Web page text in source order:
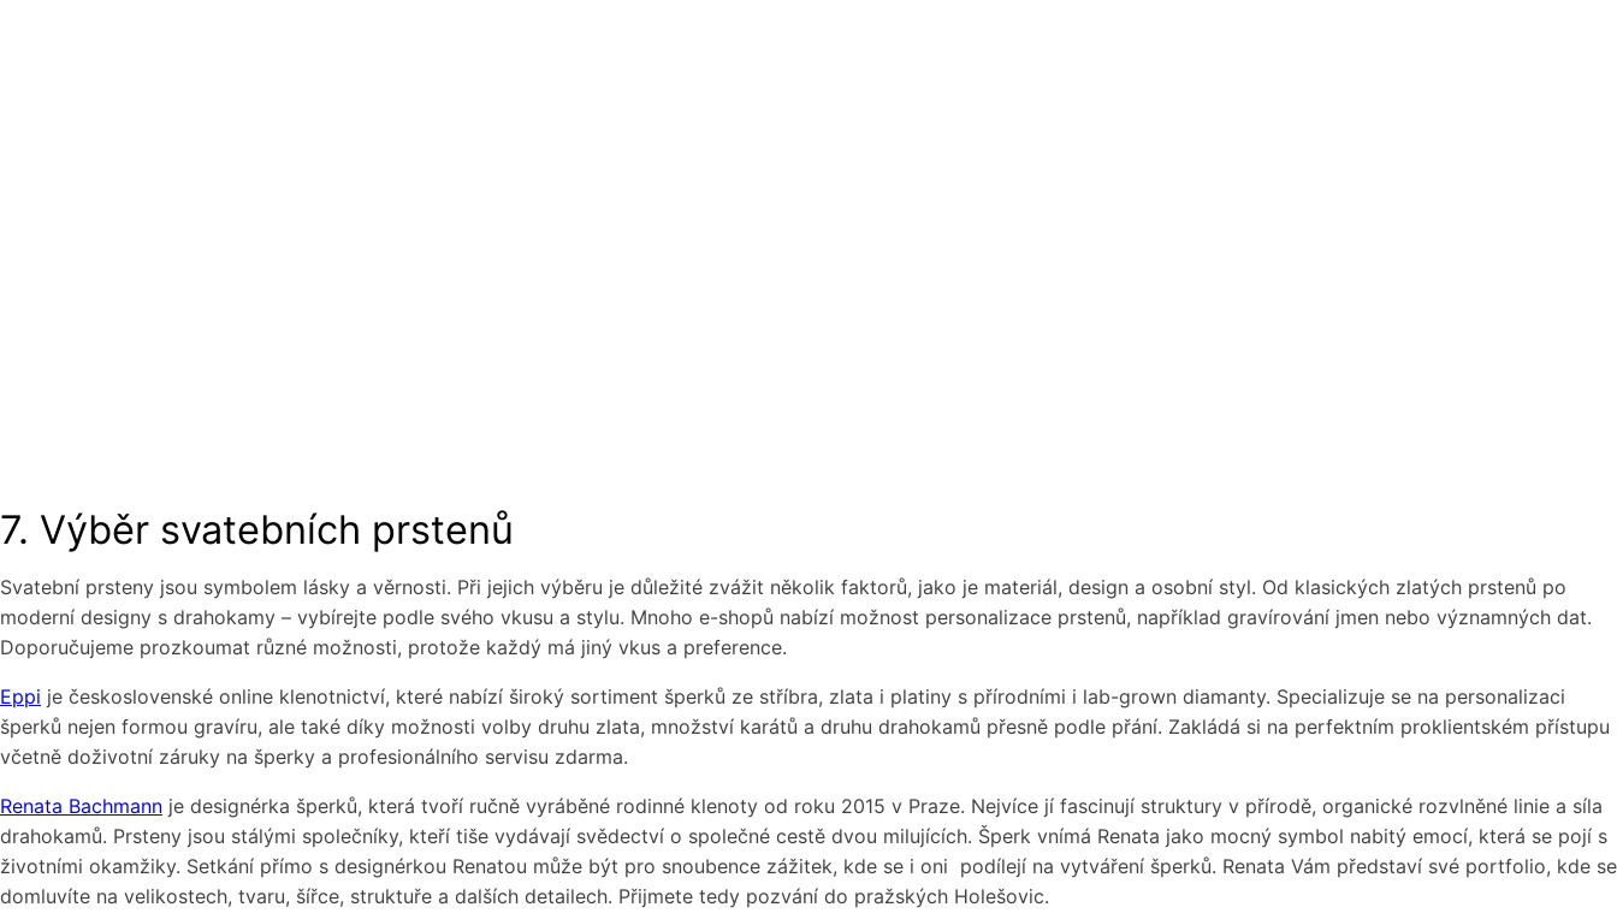
7. Výběr svatebních prstenů
Svatební prsteny jsou symbolem lásky a věrnosti. Při jejich výběru je důležité zvážit několik faktorů, jako je materiál, design a osobní styl. Od klasických zlatých prstenů po
moderní designy s drahokamy – vybírejte podle svého vkusu a stylu. Mnoho e-shopů nabízí možnost personalizace prstenů, například gravírování jmen nebo významných dat.
Doporučujeme prozkoumat různé možnosti, protože každý má jiný vkus a preference.
Eppi je československé online klenotnictví, které nabízí široký sortiment šperků ze stříbra, zlata i platiny s přírodními i lab-grown diamanty. Specializuje se na personalizaci
šperků nejen formou gravíru, ale také díky možnosti volby druhu zlata, množství karátů a druhu drahokamů přesně podle přání. Zakládá si na perfektním proklientském přístupu
včetně doživotní záruky na šperky a profesionálního servisu zdarma.
Renata Bachmann je designérka šperků, která tvoří ručně vyráběné rodinné klenoty od roku 2015 v Praze. Nejvíce jí fascinují struktury v přírodě, organické rozvlněné linie a síla
drahokamů. Prsteny jsou stálými společníky, kteří tiše vydávají svědectví o společné cestě dvou milujících. Šperk vnímá Renata jako mocný symbol nabitý emocí, která se pojí s
životními okamžiky. Setkání přímo s designérkou Renatou může být pro snoubence zážitek, kde se i oni podílejí na vytváření šperků. Renata Vám představí své portfolio, kde se
domluvíte na velikostech, tvaru, šířce, struktuře a dalších detailech. Přijmete tedy pozvání do pražských Holešovic.